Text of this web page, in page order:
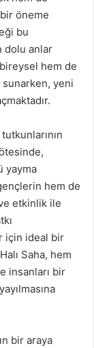
öneme
bu
dolu anlar
hem de
sunarken, yeni
yayma
hem de
etkinlik ile
için ideal bir
Saha, hem
insanları bir
bir araya